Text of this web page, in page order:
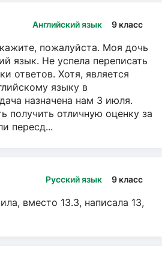
Английский язык 9 класс
пожалуйста. Моя дочь
язык. Не успела переписать
ответов. Хотя, является
языку в
назначена нам 3 июля.
получить отличную оценку за
пересд...
Русский язык 9 класс
вместо 13.3, написала 13,